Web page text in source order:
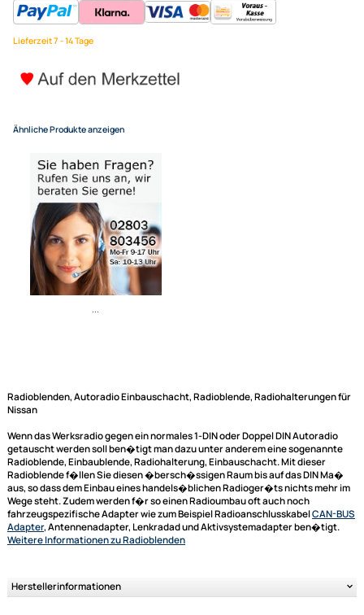
Radioblenden, Autoradio Einbauschacht, Radioblende,
Nissan
getauscht werden soll ben�tigt man dazu unter anderem eine
9,98 €
Alle Preise inkl. gesetzlicher MwSt.
für eine normale Postadresse in Deutschland
(Deutsche Inseln 14,90 EUR Aufschlag / pro Paket)
Bezahlmöglichkeiten
Lieferzeit 7 - 14 Tage